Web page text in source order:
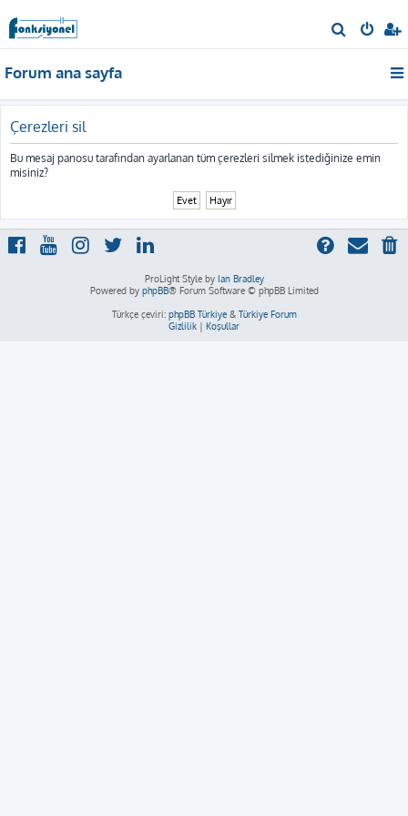
r
Forum ana sayfa
Çerezleri sil
Bu mesaj panosu tarafından ayarlanan tüm çerezleri silmek istediğinize emin
misiniz?
ProLight Style by Ian Bradley
Powered by phpBB® Forum Software © phpBB Limited
Türkçe çeviri: phpBB Türkiye& Türkiye Forum
Gizlilik | Koşullar